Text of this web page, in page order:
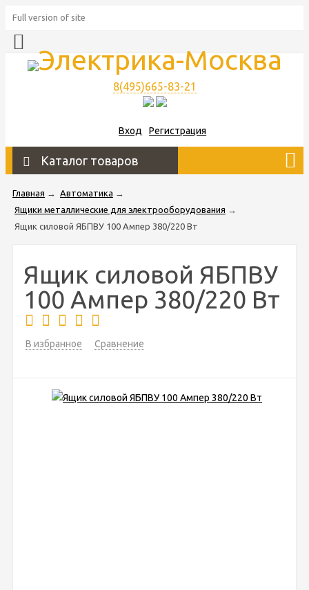
Full version of site
8(495)665-83-21
Вход Регистрация
Каталог товаров
Главная → Автоматика →
Ящики металлические для электрооборудования →
Ящик силовой ЯБПВУ 100 Ампер 380/220 Вт
Ящик силовой ЯБПВУ
100 Ампер 380/220 Вт
В избранное Сравнение